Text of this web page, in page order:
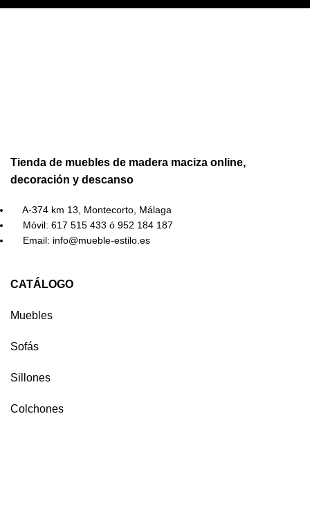
Tienda de muebles de madera maciza online,
decoración y descanso
A-374 km 13, Montecorto, Málaga
Móvil: 617 515 433 ó 952 184 187
Email: info@mueble-estilo.es
CATÁLOGO
Muebles
Sofás
Sillones
Colchones